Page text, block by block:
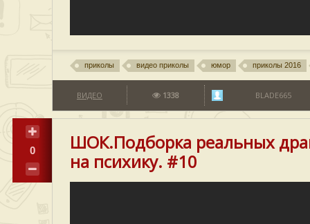
приколы видео приколы юмор приколы 2016
ВИДЕО 1338 BLADE665
0
ШОК.Подборка реальных
на психику. #10